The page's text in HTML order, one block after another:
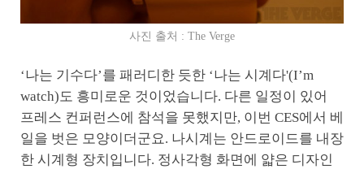
사진 출처 : The Verge
‘나는 기수다’를 패러디한 듯한 ‘나는 시계다'(I’m
watch)도 흥미로운 것이었습니다. 다른 일정이 있어
프레스 컨퍼런스에 참석을 못했지만, 이번 CES에서 베
일을 벗은 모양이더군요. 나시계는 안드로이드를 내장
한 시계형 장치입니다. 정사각형 화면에 얇은 디자인